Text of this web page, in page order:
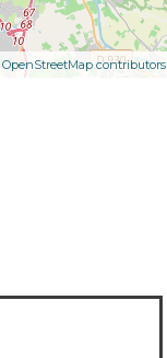
OpenStreetMap contributors